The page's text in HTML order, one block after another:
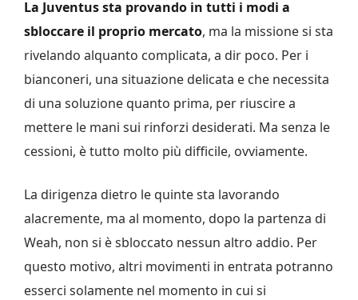
La Juventus sta provando in tutti i modi a
sbloccare il proprio mercato, ma la missione si sta
rivelando alquanto complicata, a dir poco. Per i
bianconeri, una situazione delicata e che necessita
di una soluzione quanto prima, per riuscire a
mettere le mani sui rinforzi desiderati. Ma senza le
cessioni, è tutto molto più difficile, ovviamente.
La dirigenza dietro le quinte sta lavorando
alacremente, ma al momento, dopo la partenza di
Weah, non si è sbloccato nessun altro addio. Per
questo motivo, altri movimenti in entrata potranno
esserci solamente nel momento in cui si